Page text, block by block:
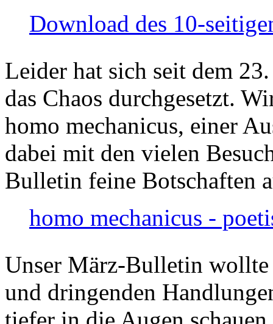
Download des 10-
Leider hat sich seit dem
das Chaos durchgesetzt.
homo mechanicus, einer
dabei mit den vielen
Bulletin feine Botschaften
homo mechanicus -
Unser März-Bulletin
und dringenden